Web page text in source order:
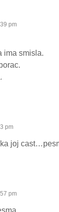
pm
ima smisla.
pm
joj
pm